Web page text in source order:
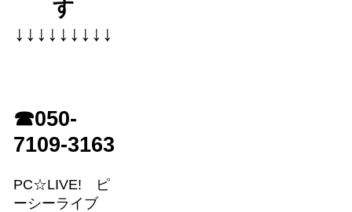
す
↓↓↓↓↓↓↓↓↓
☎050-
7109-3163
PC☆LIVE! ピ
ーシーライブ